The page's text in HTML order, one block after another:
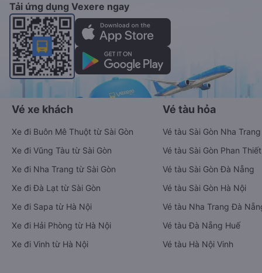
Tải ứng dụng Vexere ngay
Vé xe khách
Xe đi Buôn Mê Thuột từ Sài Gòn
Xe đi Vũng Tàu từ Sài Gòn
Xe đi Nha Trang từ Sài Gòn
Xe đi Đà Lạt từ Sài Gòn
Xe đi Sapa từ Hà Nội
Xe đi Hải Phòng từ Hà Nội
Xe đi Vinh từ Hà Nội
Vé tàu hỏa
Vé tàu Sài Gòn Nha Trang
Vé tàu Sài Gòn Phan Thiết
Vé tàu Sài Gòn Đà Nẵng
Vé tàu Sài Gòn Hà Nội
Vé tàu Nha Trang Đà
Vé tàu Đà Nẵng Huế
Vé tàu Hà Nội Vinh